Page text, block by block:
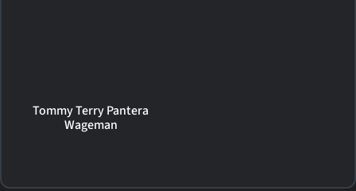
Tommy Terry Pantera
Wageman